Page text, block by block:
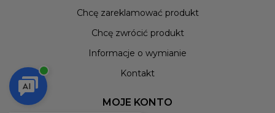
Chcę zareklamować produkt
Chcę zwrócić produkt
Informacje o wymianie
Kontakt
MOJE KONTO